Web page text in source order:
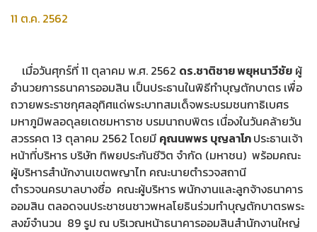
11 ต.ค. 2562
เมื่อวันศุกร์ที่ 11 ตุลาคม พ.ศ. 2562 ดร.ชาติชาย พยุหนาวีชัย ผู้
อำนวยการธนาคารออมสิน เป็นประธานในพิธีทำบุญตักบาตร เพื่อ
ถวายพระราชกุศลอุทิศแด่พระบาทสมเด็จพระบรมชนกาธิเบศร
มหาภูมิพลอดุลยเดชมหาราช บรมนาถบพิตร เนื่องในวันคล้ายวัน
สวรรคต 13 ตุลาคม 2562 โดยมี คุณนพพร บุญลาโภประธานเจ้า
หน้าที่บริหาร บริษัท ทิพยประกันชีวิต จำกัด (มหาชน) พร้อมคณะ
ผู้บริหารสำนักงานเขตพญาไท คณะนายตำรวจสถานี
ตำรวจนครบาลบางซื่อ คณะผู้บริหาร พนักงานและลูกจ้างธนาคาร
ออมสิน ตลอดจนประชาชนชาวพหลโยธินร่วมทำบุญตักบาตรพระ
สงฆ์จำนวน 89 รูป ณ บริเวณหน้าธนาคารออมสินสำนักงานใหญ่